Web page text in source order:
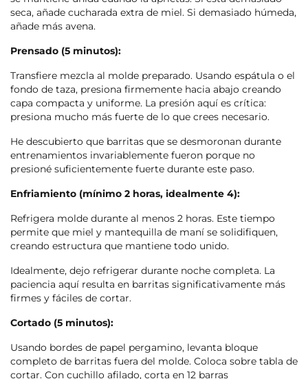
seca, añade cucharada extra de miel. Si demasiado húmeda,
añade más avena.
Prensado (5 minutos):
Transfiere mezcla al molde preparado. Usando espátula o el
fondo de taza, presiona firmemente hacia abajo creando
capa compacta y uniforme. La presión aquí es crítica:
presiona mucho más fuerte de lo que crees necesario.
He descubierto que barritas que se desmoronan durante
entrenamientos invariablemente fueron porque no
presioné suficientemente fuerte durante este paso.
Enfriamiento (mínimo 2 horas, idealmente 4):
Refrigera molde durante al menos 2 horas. Este tiempo
permite que miel y mantequilla de maní se solidifiquen,
creando estructura que mantiene todo unido.
Idealmente, dejo refrigerar durante noche completa. La
paciencia aquí resulta en barritas significativamente más
firmes y fáciles de cortar.
Cortado (5 minutos):
Usando bordes de papel pergamino, levanta bloque
completo de barritas fuera del molde. Coloca sobre tabla de
cortar. Con cuchillo afilado, corta en 12 barras